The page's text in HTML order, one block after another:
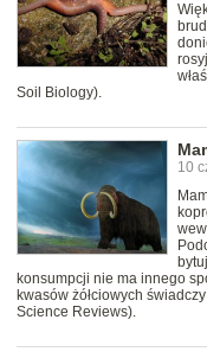
Soil Biology).
10
konsumpcji nie ma innego
kwasów żółciowych
Science Reviews).